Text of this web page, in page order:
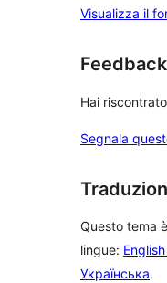
Visualizza il
Feedback
Hai
Segnala
Questo tema
lingue:
Українська.